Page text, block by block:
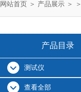
网站首页 ＞ 产品展示 ＞ ＞
产品目录
测试仪
查看全部